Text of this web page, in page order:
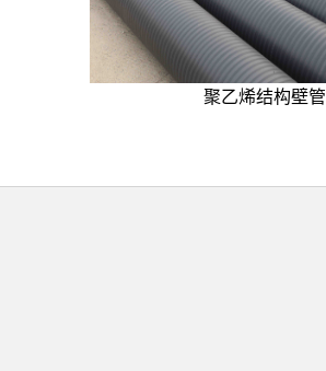
聚乙烯结构壁管